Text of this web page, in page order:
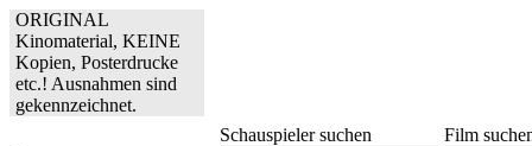
ORIGINAL
Kinomaterial, KEINE
Kopien, Posterdrucke
etc.! Ausnahmen sind
gekennzeichnet.
Schauspieler suchen Film